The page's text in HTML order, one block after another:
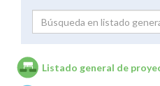
Listado general de